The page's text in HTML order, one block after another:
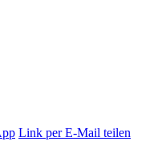
Link per E-Mail teilen